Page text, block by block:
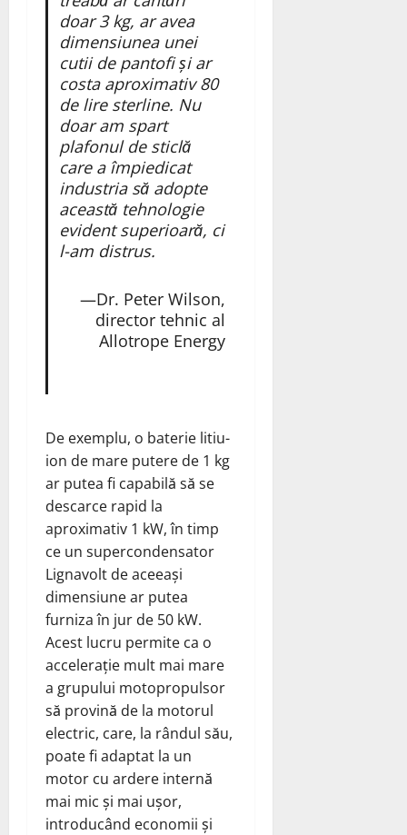
doar 3 kg, ar avea
dimensiunea unei
cutii de pantofi și ar
costa aproximativ 80
de lire sterline. Nu
doar am spart
plafonul de sticlă
care a împiedicat
industria să adopte
această tehnologie
evident superioară, ci
l-am distrus.
—Dr. Peter Wilson,
director tehnic al
Allotrope Energy
De exemplu, o baterie litiu-
ion de mare putere de 1 kg
ar putea fi capabilă să se
descarce rapid la
aproximativ 1 kW, în timp
ce un supercondensator
Lignavolt de aceeași
dimensiune ar putea
furniza în jur de 50 kW.
Acest lucru permite ca o
accelerație mult mai mare
a grupului motopropulsor
să provină de la motorul
electric, care, la rândul său,
poate fi adaptat la un
motor cu ardere internă
mai mic și mai ușor,
introducând economii și